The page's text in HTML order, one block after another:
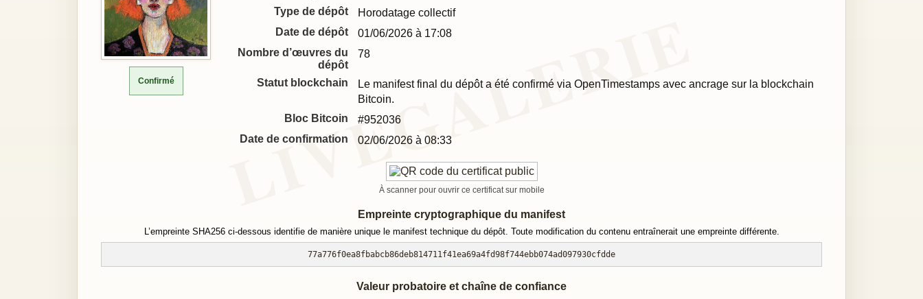
Confirmé
Type de dépôt
Horodatage collectif
Date de dépôt
01/06/2026 à 17:08
Nombre d’œuvres du
dépôt
78
Statut blockchain
Le manifest final du dépôt a été confirmé via OpenTimestamps avec ancrage sur la blockchain
Bitcoin.
Bloc Bitcoin
#952036
Date de confirmation
02/06/2026 à 08:33
À scanner pour ouvrir ce certificat sur mobile
Empreinte cryptographique du manifest
L’empreinte SHA256 ci-dessous identifie de manière unique le manifest technique du dépôt. Toute modification du contenu entraînerait une empreinte différente.
77a776f0ea8fbabcb86deb814711f41ea69a4fd98f744ebb074ad097930cfdde
Valeur probatoire et chaîne de confiance